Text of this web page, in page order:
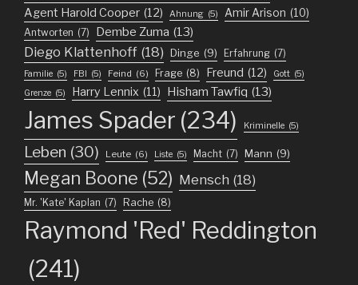
Agent Harold Cooper (12) Ahnung (5) Amir Arison (10)
Antworten (7) Dembe Zuma (13)
Diego Klattenhoff (18) Dinge (9) Erfahrung (7)
Familie (5) FBI (5) Feind (6) Frage (8) Freund (12) Gott (5)
Grenze (5) Harry Lennix (11) Hisham Tawfiq (13)
James Spader (234) Kriminelle (5)
Leben (30) Leute (6) Liste (5) Macht (7) Mann (9)
Megan Boone (52) Mensch (18)
Mr. 'Kate' Kaplan (7) Rache (8)
Raymond 'Red' Reddington
(241)